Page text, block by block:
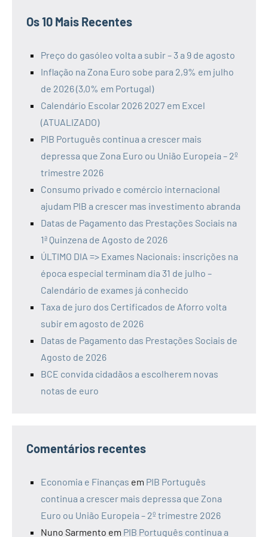
Os 10 Mais Recentes
Preço do gasóleo volta a subir – 3 a 9 de agosto
Inflação na Zona Euro sobe para 2,9% em julho
de 2026 (3,0% em Portugal)
Calendário Escolar 2026 2027 em Excel
(ATUALIZADO)
PIB Português continua a crescer mais
depressa que Zona Euro ou União Europeia – 2º
trimestre 2026
Consumo privado e comércio internacional
ajudam PIB a crescer mas investimento abranda
Datas de Pagamento das Prestações Sociais na
1ª Quinzena de Agosto de 2026
ÚLTIMO DIA => Exames Nacionais: inscrições na
época especial terminam dia 31 de julho –
Calendário de exames já conhecido
Taxa de juro dos Certificados de Aforro volta
subir em agosto de 2026
Datas de Pagamento das Prestações Sociais de
Agosto de 2026
BCE convida cidadãos a escolherem novas
notas de euro
Comentários recentes
Economia e Finanças em PIB Português
continua a crescer mais depressa que Zona
Euro ou União Europeia – 2º trimestre 2026
Nuno Sarmento em PIB Português continua a